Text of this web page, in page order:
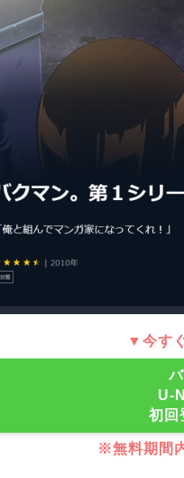
▼今す
U-
初回
※無料期間